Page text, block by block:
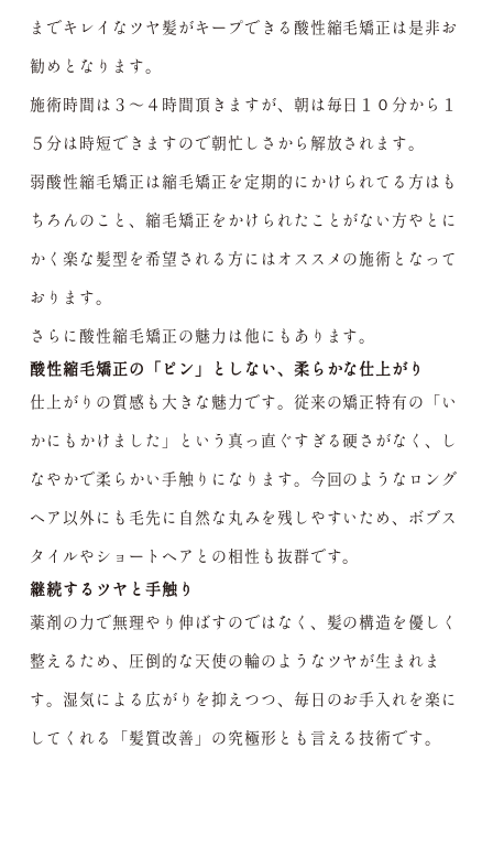
までキレイなツヤ髪がキープできる酸性縮毛矯正は是非お
勧めとなります。
施術時間は３～４時間頂きますが、朝は毎日１０分から１
５分は時短できますので朝忙しさから解放されます。
弱酸性縮毛矯正は縮毛矯正を定期的にかけられてる方はも
ちろんのこと、縮毛矯正をかけられたことがない方やとに
かく楽な髪型を希望される方にはオススメの施術となって
おります。
さらに酸性縮毛矯正の魅力は他にもあります。
酸性縮毛矯正の「ピン」としない、柔らかな仕上がり
仕上がりの質感も大きな魅力です。従来の矯正特有の「い
かにもかけました」という真っ直ぐすぎる硬さがなく、し
なやかで柔らかい手触りになります。今回のようなロング
ヘア以外にも毛先に自然な丸みを残しやすいため、ボブス
タイルやショートヘアとの相性も抜群です。
継続するツヤと手触り
薬剤の力で無理やり伸ばすのではなく、髪の構造を優しく
整えるため、圧倒的な天使の輪のようなツヤが生まれま
す。湿気による広がりを抑えつつ、毎日のお手入れを楽に
してくれる「髪質改善」の究極形とも言える技術です。